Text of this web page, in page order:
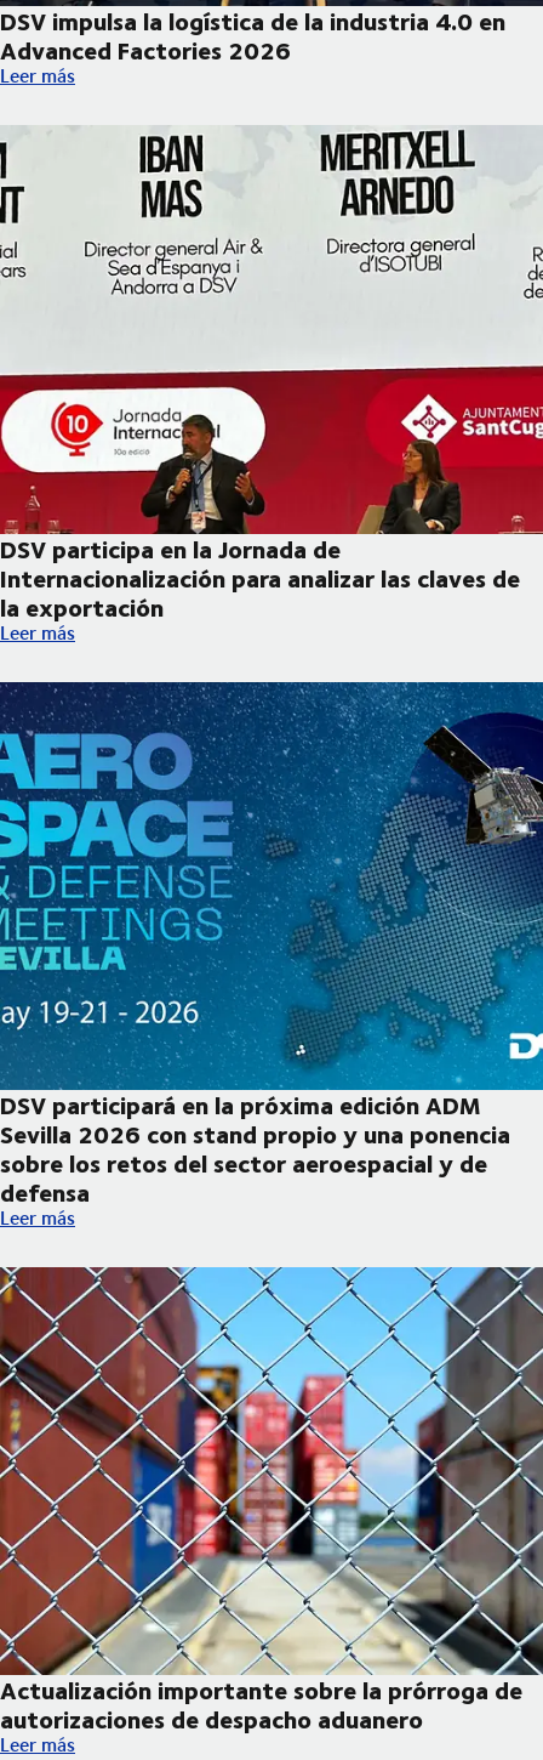
DSV impulsa la logística de la industria 4.0 en
Advanced Factories 2026
DSV impulsa la logística de la industria 4.0 en Advanced
Leer más
DSV participa en la Jornada de
Internacionalización para analizar las claves de
la exportación
DSV participa en la Jornada de Internacionalización para
Leer más
DSV participará en la próxima edición ADM
Sevilla 2026 con stand propio y una ponencia
sobre los retos del sector aeroespacial y de
defensa
DSV participará en la próxima edición ADM Sevilla 2026 con
Leer más
Actualización importante sobre la prórroga de
autorizaciones de despacho aduanero
Actualización importante sobre la prórroga de autorizaciones
Leer más